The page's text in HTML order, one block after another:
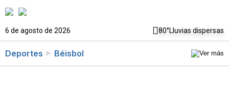
6 de agosto de 2026 80°Lluvias dispersas
Deportes Béisbol